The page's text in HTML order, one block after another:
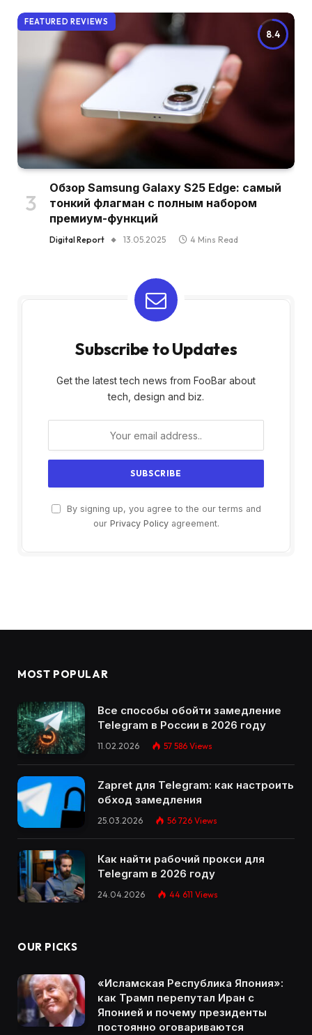
8.4
FEATURED REVIEWS
Обзор Samsung Galaxy S25 Edge: самый
тонкий флагман с полным набором
премиум-функций
Digital Report 13.05.2025 4 Mins Read
Subscribe to Updates
Get the latest tech news from FooBar about
tech, design and biz.
By signing up, you agree to the our terms and
our Privacy Policyagreement.
MOST POPULAR
Все способы обойти замедление
Telegram в России в 2026 году
11.02.2026 57 586 Views
Zapret для Telegram: как настроить
обход замедления
25.03.2026 56 726 Views
Как найти рабочий прокси для
Telegram в 2026 году
24.04.2026 44 611 Views
OUR PICKS
«Исламская Республика Япония»:
как Трамп перепутал Иран с
Японией и почему президенты
постоянно оговариваются